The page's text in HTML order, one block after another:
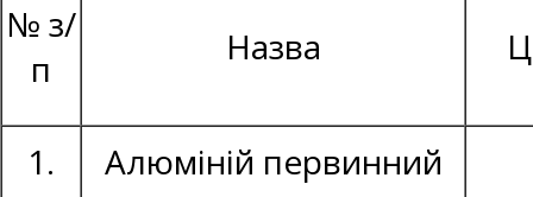
№ з/
п
Назва
1. Алюміній первинний